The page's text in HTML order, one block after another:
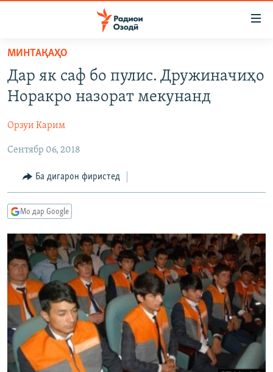
Ҷаҳиш
мояи
аслӣ
Ҷаҳиш
ба
аслӣ
Ҷаҳиш
ҷустор
СИЁСАТ
ҶОМЕА
ҚАЗИЯИ "КРОКУС"
ОСИЁИ МАРКАЗӢ
МЕҲМОНИ ОЗОДӢ
ВАРЗИШ
ГАПИ ОЗОД
РӮЗГОРИ МУҲОҶИР
САЛОМ, ХОҲАР
ТАҲҚИҚОТ
ҶАНГ ДАР УКРАИНА
НАЗАРИ МАРДУМ
БЛОГИСТОН
ОЗОДӢ ОНЛАЙН
ЧАНДРАСОНАӢ
ВИДЕО
НИГОРИСТОН
ГУЗОРИШҲОИ РАДИОӢ
РӮЙХАТҲО
КИТОБҲОИ ОЗОДӢ
Русский
ПАЙГИРӢ КУНЕД
МИНТАҚАҲО
Дар як саф бо пулис. Дружиначиҳо
Норакро назорат мекунанд
Орзуи Карим
Сентябр 06, 2018
Ба дигарон фиристед
Мо дар Google